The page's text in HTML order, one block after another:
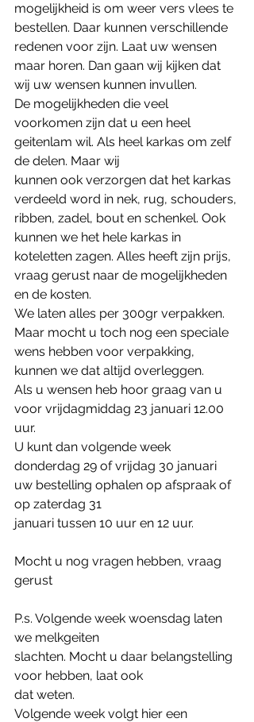
mogelijkheid is om weer vers vlees te
bestellen. Daar kunnen verschillende
redenen voor zijn. Laat uw wensen
maar horen. Dan gaan wij kijken dat
wij uw wensen kunnen invullen.
De mogelijkheden die veel
voorkomen zijn dat u een heel
geitenlam wil. Als heel karkas om zelf
de delen. Maar wij
kunnen ook verzorgen dat het karkas
verdeeld word in nek, rug, schouders,
ribben, zadel, bout en schenkel. Ook
kunnen we het hele karkas in
koteletten zagen. Alles heeft zijn prijs,
vraag gerust naar de mogelijkheden
en de kosten.
We laten alles per 300gr verpakken.
Maar mocht u toch nog een speciale
wens hebben voor verpakking,
kunnen we dat altijd overleggen.
Als u wensen heb hoor graag van u
voor vrijdagmiddag 23 januari 12.00
uur.
U kunt dan volgende week
donderdag 29 of vrijdag 30 januari
uw bestelling ophalen op afspraak of
op zaterdag 31
januari tussen 10 uur en 12 uur.
Mocht u nog vragen hebben, vraag
gerust
P.s. Volgende week woensdag laten
we melkgeiten
slachten. Mocht u daar belangstelling
voor hebben, laat ook
dat weten.
Volgende week volgt hier een